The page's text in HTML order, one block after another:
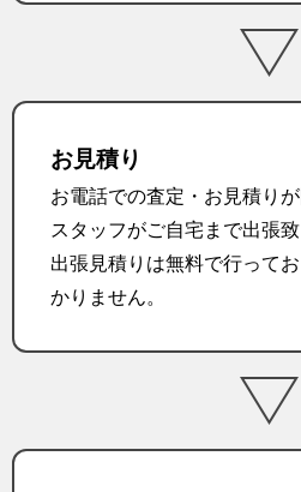
お見積り
お電話での査定・お見積り
スタッフがご自宅まで出張致
出張見積りは無料で行って
かりません。